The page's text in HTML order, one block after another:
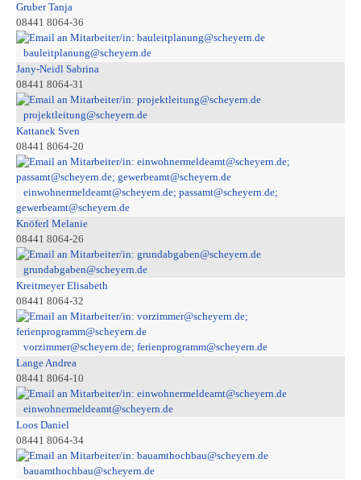
Gruber Tanja
08441 8064-36
bauleitplanung@scheyern.de
Jany-Neidl Sabrina
08441 8064-31
projektleitung@scheyern.de
Kattanek Sven
08441 8064-20
einwohnermeldeamt@scheyern.de; passamt@scheyern.de;
gewerbeamt@scheyern.de
Knöferl Melanie
08441 8064-26
grundabgaben@scheyern.de
Kreitmeyer Elisabeth
08441 8064-32
vorzimmer@scheyern.de; ferienprogramm@scheyern.de
Lange Andrea
08441 8064-10
einwohnermeldeamt@scheyern.de
Loos Daniel
08441 8064-34
bauamthochbau@scheyern.de